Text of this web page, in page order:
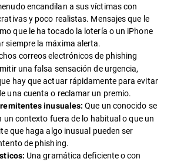
encandilan a sus víctimas con
y poco realistas. Mensajes que le
que le ha tocado la lotería o un iPhone
siempre la máxima alerta.
correos electrónicos de phishing
una falsa sensación de urgencia,
hay que actuar rápidamente para evitar
una cuenta o reclamar un premio.
inusuales: Que un conocido se
un contexto fuera de lo habitual o que un
que haga algo inusual pueden ser
de phishing.
Una gramática deficiente o con